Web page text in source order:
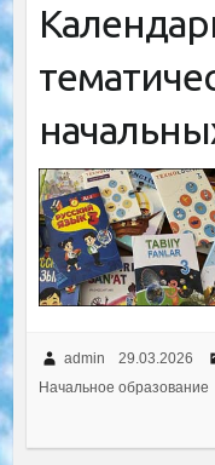
admin 29.03.2026
Начальное образование